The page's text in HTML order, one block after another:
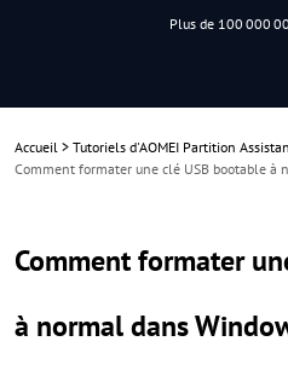
Plus de 100 000
Accueil > Tutoriels d'AOMEI Partition
Comment formater une clé USB bootable
Comment formater
à normal dans